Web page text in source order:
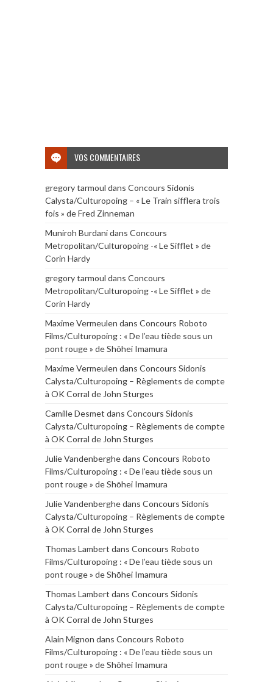
VOS COMMENTAIRES
gregory tarmoul dans Concours Sidonis
Calysta/Culturopoing – « Le Train sifflera trois
fois » de Fred Zinneman
Muniroh Burdanidans Concours
Metropolitan/Culturopoing -« Le Sifflet » de
Corin Hardy
gregory tarmoul dans Concours
Metropolitan/Culturopoing -« Le Sifflet » de
Corin Hardy
Maxime Vermeulen dans Concours Roboto
Films/Culturopoing : « De l’eau tiède sous un
pont rouge » de Shōhei Imamura
Maxime Vermeulen dans Concours Sidonis
Calysta/Culturopoing – Règlements de compte
à OK Corral de John Sturges
Camille Desmet dans Concours Sidonis
Calysta/Culturopoing – Règlements de compte
à OK Corral de John Sturges
Julie Vandenberghedans Concours Roboto
Films/Culturopoing : « De l’eau tiède sous un
pont rouge » de Shōhei Imamura
Julie Vandenberghedans Concours Sidonis
Calysta/Culturopoing – Règlements de compte
à OK Corral de John Sturges
Thomas Lambert dans Concours Roboto
Films/Culturopoing : « De l’eau tiède sous un
pont rouge » de Shōhei Imamura
Thomas Lambert dans Concours Sidonis
Calysta/Culturopoing – Règlements de compte
à OK Corral de John Sturges
Alain Mignon dans Concours Roboto
Films/Culturopoing : « De l’eau tiède sous un
pont rouge » de Shōhei Imamura